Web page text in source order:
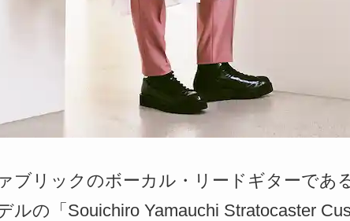
ブリックのボーカル・リードギターであ
ルの「Souichiro Yamauchi Stratocaster